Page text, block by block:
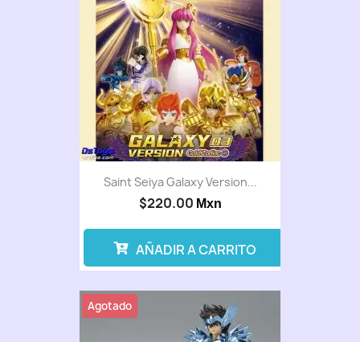
Saint Seiya Galaxy Version...
$220.00 Mxn
AÑADIR A CARRITO
Agotado